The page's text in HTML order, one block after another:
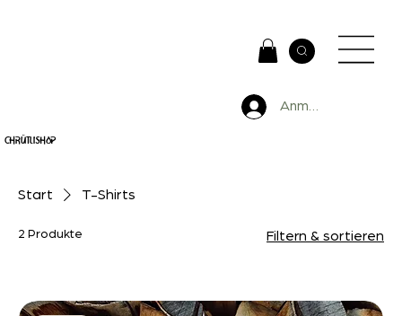
Anmelden
Chrütlishop
Start T-Shirts
2 Produkte Filtern & sortieren